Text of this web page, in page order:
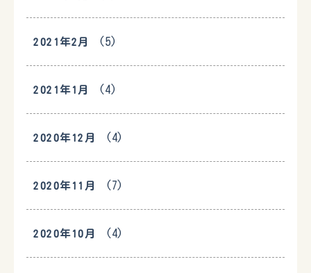
2021年2月 (5)
2021年1月 (4)
2020年12月 (4)
2020年11月 (7)
2020年10月 (4)